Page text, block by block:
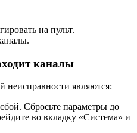
на пульт.
каналы
являются:
Сбросьте параметры до
во вкладку «Система» и